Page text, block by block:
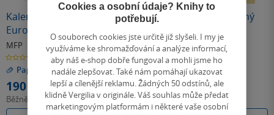
Kalendář 2027 nástěnný
Europe
MFP
0.0
z
5
hvězdiček
Papírnictví
190 Kč
Běžně
212 Kč
Kalendář 2027 nástěnný
MFP
z
5
hvězdiček
Papírnictví
143 Kč
Běžně160 Kč
Cookies a osobní údaje? Knihy to
potřebují.
O souborech cookies jste určitě již slyšeli. I my je
využíváme ke shromažďování a analýze informací,
aby náš e-shop dobře fungoval a mohli jsme ho
nadále zlepšovat. Také nám pomáhají ukazovat
lepší a cílenější reklamu. Žádných 50 odstínů, ale
klidně Vergilia v originále. Váš souhlas může předat
marketingovým platformám i některé vaše osobní